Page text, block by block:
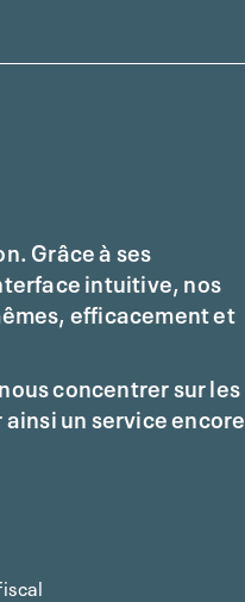
Grâce à ses
intuitive, nos
efficacement et
concentrer sur les
un service encore